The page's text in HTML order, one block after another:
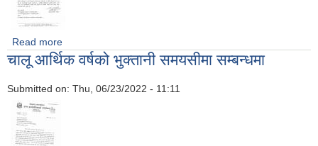
Read more
चालू आर्थिक वर्षको भुक्तानी समयसीमा सम्बन्धमा
Submitted on: Thu, 06/23/2022 - 11:11